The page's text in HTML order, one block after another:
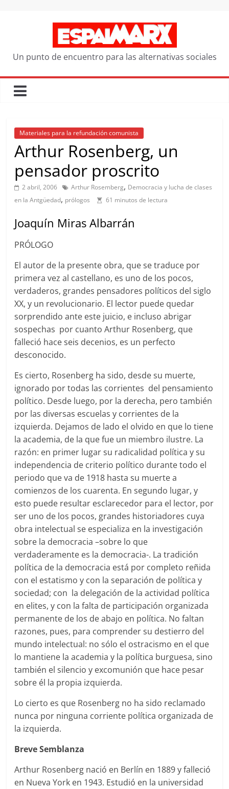
Un punto de encuentro para las alternativas sociales
Materiales para la refundación comunista
Arthur Rosenberg, un
pensador proscrito
2 abril, 2006 Arthur Rosemberg, Democracia y lucha de clases
en la Antgüedad, prólogos 61 minutos de lectura
Joaquín Miras Albarrán
PRÓLOGO
El autor de la presente obra, que se traduce por
primera vez al castellano, es uno de los pocos,
verdaderos, grandes pensadores políticos del siglo
XX, y un revolucionario. El lector puede quedar
sorprendido ante este juicio, e incluso abrigar
sospechas por cuanto Arthur Rosenberg, que
falleció hace seis decenios, es un perfecto
desconocido.
Es cierto, Rosenberg ha sido, desde su muerte,
ignorado por todas las corrientes del pensamiento
político. Desde luego, por la derecha, pero también
por las diversas escuelas y corrientes de la
izquierda. Dejamos de lado el olvido en que lo tiene
la academia, de la que fue un miembro ilustre. La
razón: en primer lugar su radicalidad política y su
independencia de criterio político durante todo el
periodo que va de 1918 hasta su muerte a
comienzos de los cuarenta. En segundo lugar, y
esto puede resultar esclarecedor para el lector, por
ser uno de los pocos, grandes historiadores cuya
obra intelectual se especializa en la investigación
sobre la democracia –sobre lo que
verdaderamente es la democracia-. La tradición
política de la democracia está por completo reñida
con el estatismo y con la separación de política y
sociedad; con la delegación de la actividad política
en elites, y con la falta de participación organizada
permanente de los de abajo en política. No faltan
razones, pues, para comprender su destierro del
mundo intelectual: no sólo el ostracismo en el que
lo mantiene la academia y la política burguesa, sino
también el silencio y excomunión que hace pesar
sobre él la propia izquierda.
Lo cierto es que Rosenberg no ha sido reclamado
nunca por ninguna corriente política organizada de
la izquierda.
Breve Semblanza
Arthur Rosenberg nació en Berlín en 1889 y falleció
en Nueva York en 1943. Estudió en la universidad